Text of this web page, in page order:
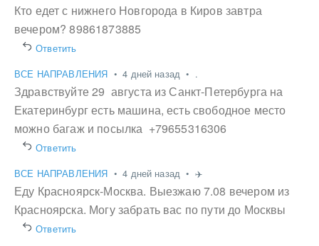
Кто едет с нижнего Новгорода в Киров завтра
вечером? 89861873885
Ответить
ВСЕ НАПРАВЛЕНИЯ • 4 дней назад • .
Здравствуйте 29 августа из Санкт-Петербурга на
Екатеринбург есть машина, есть свободное место
можно багаж и посылка +79655316306
Ответить
ВСЕ НАПРАВЛЕНИЯ • 4 дней назад • ✈️
Еду Красноярск-Москва. Выезжаю 7.08 вечером из
Красноярска. Могу забрать вас по пути до Москвы
Ответить